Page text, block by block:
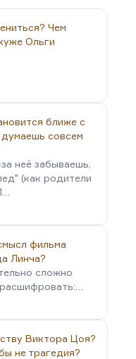
человеком. А
банальность
бы я. Так что в
Чем
Ольги
ближе с
совсем
неё забываешь,
(как родители
фильма
Линча?
сложно
Виктора Цоя?
не трагедия?